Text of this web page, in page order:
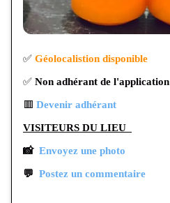
✅ Géolocalistion disponible
✅ Non adhérant de l'application
🟥 Devenir adhérant
VISITEURS DU LIEU
📸 Envoyez une photo
💬 Postez un commentaire